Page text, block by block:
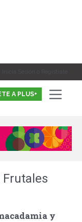
Inicia Sesión o Registrate
A PLUS+
Frutales
y